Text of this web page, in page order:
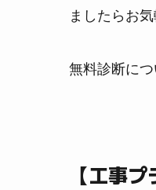
ましたらお
無料診断に
【工事